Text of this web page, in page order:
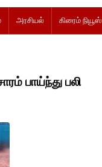
அரசியல் கிரைம் நியூஸ்
பாய்ந்து பலி